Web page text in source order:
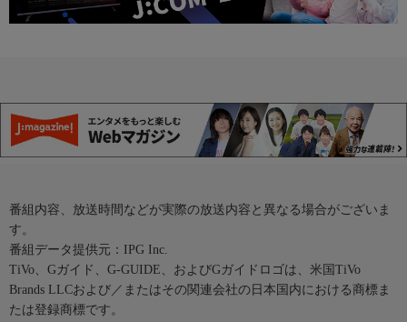
番組内容、放送時間などが実際の放送内容と異なる場合がございま
す。
番組データ提供元：IPG Inc.
TiVo、Gガイド、G-GUIDE、およびGガイドロゴは、米国TiVo
Brands LLCおよび／またはその関連会社の日本国内における商標ま
たは登録商標です。